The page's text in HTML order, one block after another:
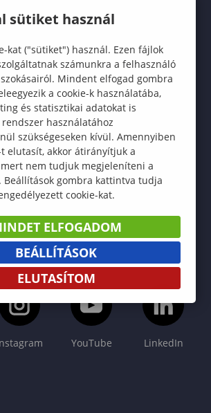
FŐOLDAL
YouTube LinkedIn
sütiket használ
kat ("sütiket") használ. Ezen fájlok
számunkra a felhasználó
Mindent elfogad gombra
a cookie-k használatába,
és statisztikai adatokat is
használatához
szükségeseken kívül. Amennyiben
elutasít, akkor átirányítjuk a
nem tudjuk megjeleníteni a
Beállítások gombra kattintva tudja
cookie-kat.
ELFOGADOM
BEÁLLÍTÁSOK
ELUTASÍTOM